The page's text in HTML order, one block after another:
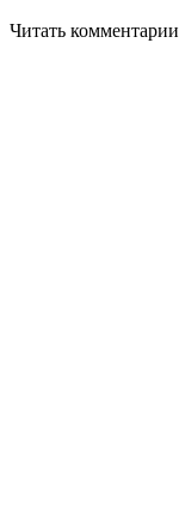
Читать комментарии